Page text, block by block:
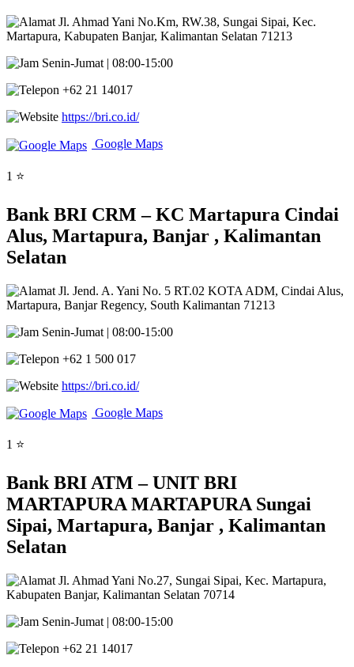
Jl. Ahmad Yani No.Km, RW.38, Sungai Sipai, Kec.
Martapura, Kabupaten Banjar, Kalimantan Selatan 71213
Senin-Jumat | 08:00-15:00
+62 21 14017
https://bri.co.id/
Google Maps
1 ⭐
Bank BRI CRM – KC Martapura Cindai
Alus, Martapura, Banjar , Kalimantan
Selatan
Jl. Jend. A. Yani No. 5 RT.02 KOTA ADM, Cindai Alus,
Martapura, Banjar Regency, South Kalimantan 71213
Senin-Jumat | 08:00-15:00
+62 1 500 017
https://bri.co.id/
Google Maps
1 ⭐
Bank BRI ATM – UNIT BRI
MARTAPURA MARTAPURA Sungai
Sipai, Martapura, Banjar , Kalimantan
Selatan
Jl. Ahmad Yani No.27, Sungai Sipai, Kec. Martapura,
Kabupaten Banjar, Kalimantan Selatan 70714
Senin-Jumat | 08:00-15:00
+62 21 14017